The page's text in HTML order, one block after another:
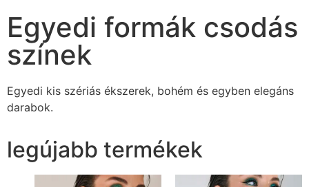
Egyedi formák csodás
színek
Egyedi kis szériás ékszerek, bohém és egyben elegáns
darabok.
legújabb termékek